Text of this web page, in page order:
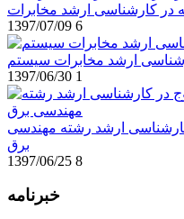
در کارشناسی ارشد مخابرات
1397/07/09 6
ارشد مخابرات سیستم
1397/06/30 1
ارشد رشته مهندسی
برق
1397/06/25 8
خبرنامه